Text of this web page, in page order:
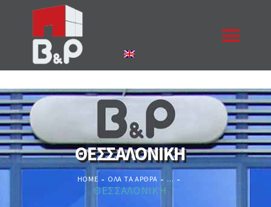
ΘΕΣΣΑΛΟΝΙΚΗ
HOME ΌΛΑ ΤΑ ΆΡΘΡΑ ...
ΘΕΣΣΑΛΟΝΙΚΗ
ΑΡΧΙΚΉ
Η ΕΤΑΙΡΙΑ
ΠΡΟΪΌΝΤΑ
ΈΡΓΑ
ΕΠΙΚΟΙΝΩΝΊΑ
ΚΟΥΦΏΜΑΤΑ